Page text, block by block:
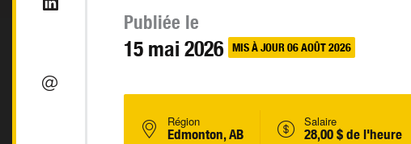
Publiée le
15 mai 2026 MIS À JOUR 06 AOÛT 2026
Région
Edmonton, AB
Salaire
28,00 $ de l'heure